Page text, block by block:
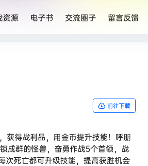
资源 电子书 交流圈子 留言反馈
前往下载
获得战利品，用金币提升技能！呼朋
成群的怪兽，奋勇作战5个首领，战
次死亡都可升级技能，提高获胜机会